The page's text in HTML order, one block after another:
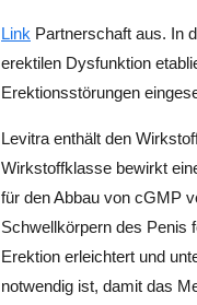
Link Partnerschaft aus. In
erektilen Dysfunktion
Erektionsstörungen
Levitra enthält den
Wirkstoffklasse bewirkt
für den Abbau von cGMP
Schwellkörpern des Penis
Erektion erleichtert und
notwendig ist, damit das